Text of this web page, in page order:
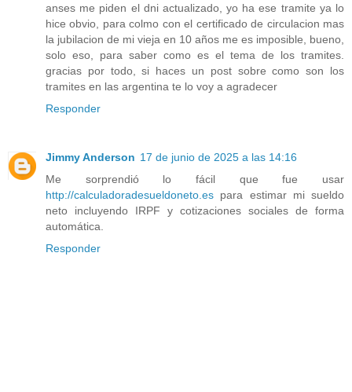
anses me piden el dni actualizado, yo ha ese tramite ya lo
hice obvio, para colmo con el certificado de circulacion mas
la jubilacion de mi vieja en 10 años me es imposible, bueno,
solo eso, para saber como es el tema de los tramites.
gracias por todo, si haces un post sobre como son los
tramites en las argentina te lo voy a agradecer
Responder
Jimmy Anderson 17 de junio de 2025 a las 14:16
Me sorprendió lo fácil que fue usar
http://calculadoradesueldoneto.es para estimar mi sueldo
neto incluyendo IRPF y cotizaciones sociales de forma
automática.
Responder